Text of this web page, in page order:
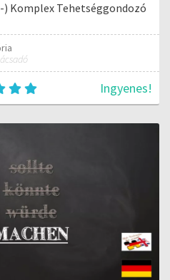
) Komplex Tehetséggondozó
Ingyenes!